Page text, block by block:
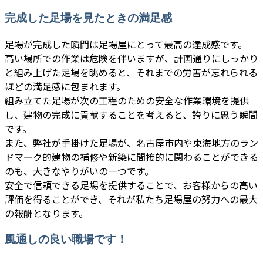
完成した足場を見たときの満足感
足場が完成した瞬間は足場屋にとって最高の達成感です。
高い場所での作業は危険を伴いますが、計画通りにしっかり
と組み上げた足場を眺めると、それまでの労苦が忘れられる
ほどの満足感に包まれます。
組み立てた足場が次の工程のための安全な作業環境を提供
し、建物の完成に貢献することを考えると、誇りに思う瞬間
です。
また、弊社が手掛けた足場が、名古屋市内や東海地方のラン
ドマーク的建物の補修や新築に間接的に関わることができる
のも、大きなやりがいの一つです。
安全で信頼できる足場を提供することで、お客様からの高い
評価を得ることができ、それが私たち足場屋の努力への最大
の報酬となります。
風通しの良い職場です！